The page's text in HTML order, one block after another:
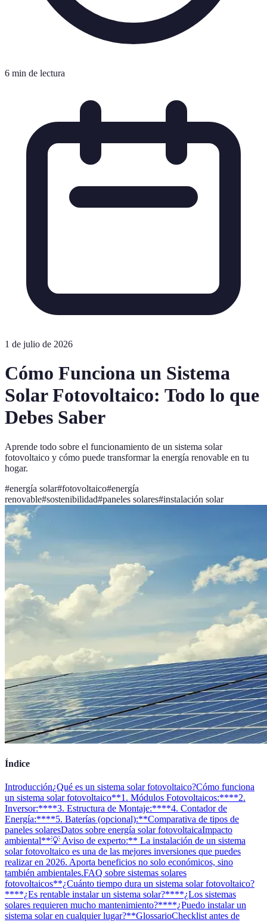
6 min de lectura
1 de julio de 2026
Cómo Funciona un Sistema
Solar Fotovoltaico: Todo lo que
Debes Saber
Aprende todo sobre el funcionamiento de un sistema solar
fotovoltaico y cómo puede transformar la energía renovable en tu
hogar.
#energía solar#fotovoltaico#energía
renovable#sostenibilidad#paneles solares#instalación solar
Índice
Introducción¿Qué es un sistema solar fotovoltaico?Cómo funciona
un sistema solar fotovoltaico**1. Módulos Fotovoltaicos:****2.
Inversor:****3. Estructura de Montaje:****4. Contador de
Energía:****5. Baterías (opcional):**Comparativa de tipos de
paneles solaresDatos sobre energía solar fotovoltaicaImpacto
ambiental**💡 Aviso de experto:** La instalación de un sistema
solar fotovoltaico es una de las mejores inversiones que puedes
realizar en 2026. Aporta beneficios no solo económicos, sino
también ambientales.FAQ sobre sistemas solares
fotovoltaicos**¿Cuánto tiempo dura un sistema solar fotovoltaico?
****¿Es rentable instalar un sistema solar?****¿Los sistemas
solares requieren mucho mantenimiento?****¿Puedo instalar un
sistema solar en cualquier lugar?**GlossarioChecklist antes de